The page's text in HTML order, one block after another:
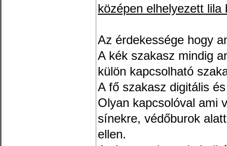
középen elhelyezett lila
Az érdekessége hogy
A kék szakasz mindig
külön kapcsolható
A fő szakasz digitális
Olyan kapcsolóval ami
sínekre, védőburok
ellen.